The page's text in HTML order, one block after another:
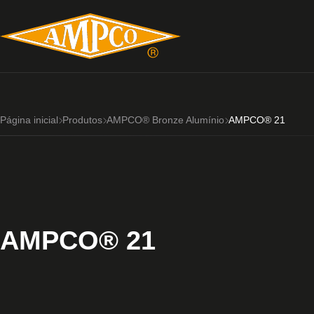
Página inicial Produtos AMPCO® Bronze Alumínio AMPCO® 21
AMPCO® 21